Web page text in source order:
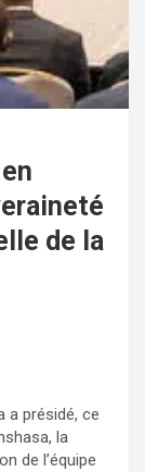
de la
a présidé, ce
la
de l’équipe